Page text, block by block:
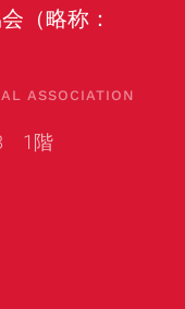
（略称：
ASSOCIATION
8 1階